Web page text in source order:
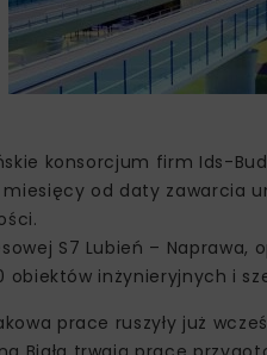
konsorcjum firm Ids-
miesięcy od daty
S7 Lubień – Naprawa,
obiektów inżynieryjnych i
prace ruszyły już